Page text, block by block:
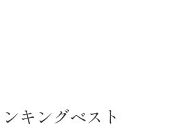
キングベスト